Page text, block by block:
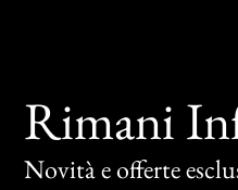
Rimani
Novità e offerte